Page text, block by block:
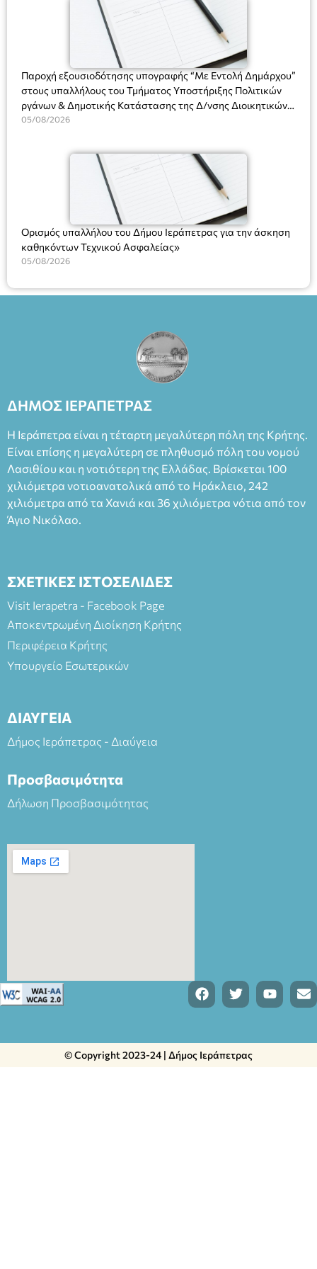
και στο more.com Χώρος: 3ο Γυμνάσιο Ιεράπετρας
(Είσοδος ΕΠΑ.Λ.) Έναρξη 21:15 Οργάνωση: ΚΝΩΣΟΣ
ΘΕΑΤΡΙΚΕΣ ΠΑΡΑΓΩΓΕΣ ΕΕ
Παροχή εξουσιοδότησης υπογραφής “Με Εντολή Δημάρχου”
στους υπαλλήλους του Τμήματος Υποστήριξης Πολιτικών
ργάνων & Δημοτικής Κατάστασης της Δ/νσης Διοικητικών
Υπηρεσιών για αποφάσεις, πιστοποιητικά, πράξεις και
(Ν. 5314/2026).»
05/08/2026
Ορισμός υπαλλήλου του Δήμου Ιεράπετρας για την άσκηση
καθηκόντων Τεχνικού Ασφαλείας»
05/08/2026
ΔΗΜΟΣ ΙΕΡΑΠΕΤΡΑΣ
Η Ιεράπετρα είναι η τέταρτη μεγαλύτερη πόλη της Κρήτης.
Είναι επίσης η μεγαλύτερη σε πληθυσμό πόλη του νομού
Λασιθίου και η νοτιότερη της Ελλάδας. Βρίσκεται 100
χιλιόμετρα νοτιοανατολικά από το Ηράκλειο, 242
χιλιόμετρα από τα Χανιά και 36 χιλιόμετρα νότια από τον
Άγιο Νικόλαο.
ΣΧΕΤΙΚΕΣ ΙΣΤΟΣΕΛΙΔΕΣ
Visit Ierapetra - Facebook Page
Αποκεντρωμένη Διοίκηση Κρήτης
Περιφέρεια Κρήτης
Υπουργείο Εσωτερικών
ΔΙΑΥΓΕΙΑ
Δήμος Ιεράπετρας - Διαύγεια
Προσβασιμότητα
Δήλωση Προσβασιμότητας
© Copyright 2023-24 | Δήμος Ιεράπετρας